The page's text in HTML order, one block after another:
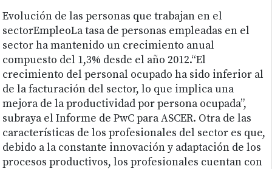
Evolución de las personas que trabajan en el
sectorEmpleoLa tasa de personas empleadas en el
sector ha mantenido un crecimiento anual
compuesto del 1,3% desde el año 2012.“El
crecimiento del personal ocupado ha sido inferior al
de la facturación del sector, lo que implica una
mejora de la productividad por persona ocupada”,
subraya el Informe de PwC para ASCER. Otra de las
características de los profesionales del sector es que,
debido a la constante innovación y adaptación de los
procesos productivos, los profesionales cuentan con